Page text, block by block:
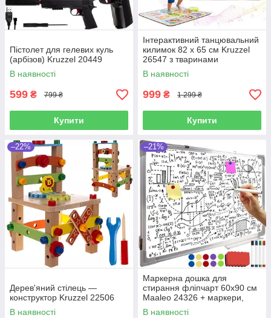
Пістолет для гелевих куль
(арбізов) Kruzzel 20449
В наявності
599 ₴ 799 ₴
Купити
Інтерактивний танцювальний
килимок 82 x 65 см Kruzzel
26547 з тваринами
В наявності
999 ₴ 1 299 ₴
Купити
–22%
Дерев'яний стілець —
конструктор Kruzzel 22506
В наявності
–21%
Маркерна дошка для
стирання фліпчарт 60x90 см
Maaleo 24326 + маркери,
магніти, губка
В наявності